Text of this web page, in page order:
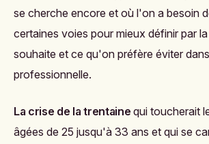
se cherche encore et où l'on a besoin
certaines voies pour mieux définir par
souhaite et ce qu'on préfère éviter
professionnelle.
La crise de la trentaine qui toucherait
âgées de 25 jusqu'à 33 ans et qui se